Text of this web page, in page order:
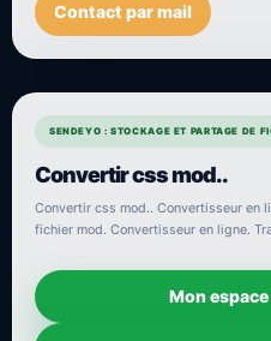
Contact par mail
SENDEYO : STOCKAGE ET PARTAGE DE
Convertir css mod..
Convertir css mod.. Convertisseur en
fichier mod. Convertisseur en ligne.
Mon